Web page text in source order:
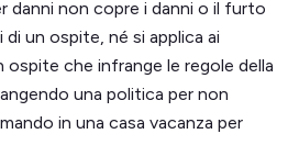
danni non copre i danni o il furto
un ospite, né si applica ai
ospite che infrange le regole della
una politica per non
in una casa vacanza per